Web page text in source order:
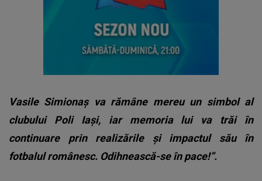
Vasile Simionaș va rămâne mereu un simbol al
clubului Poli Iași, iar memoria lui va trăi în
continuare prin realizările și impactul său în
fotbalul românesc. Odihnească-se în pace!”.